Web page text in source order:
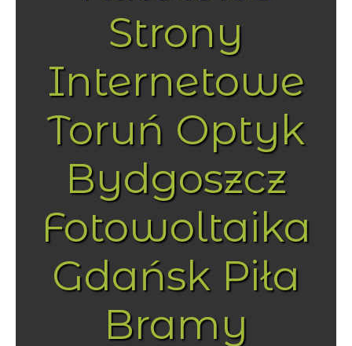
Strony
Internetowe
Toruń Optyk
Bydgoszcz
Fotowoltaika
Gdańsk Piła
Bramy